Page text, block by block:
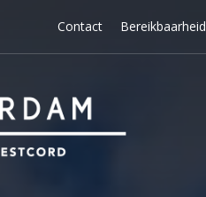
Contact Bereikbaarheid